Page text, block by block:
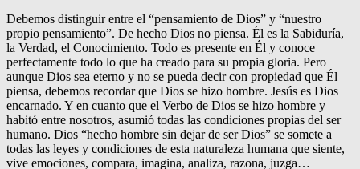
Debemos distinguir entre el “pensamiento de Dios” y “nuestro
propio pensamiento”. De hecho Dios no piensa. Él es la Sabiduría,
la Verdad, el Conocimiento. Todo es presente en Él y conoce
perfectamente todo lo que ha creado para su propia gloria. Pero
aunque Dios sea eterno y no se pueda decir con propiedad que Él
piensa, debemos recordar que Dios se hizo hombre. Jesús es Dios
encarnado. Y en cuanto que el Verbo de Dios se hizo hombre y
habitó entre nosotros, asumió todas las condiciones propias del ser
humano. Dios “hecho hombre sin dejar de ser Dios” se somete a
todas las leyes y condiciones de esta naturaleza humana que siente,
vive emociones, compara, imagina, analiza, razona, juzga…